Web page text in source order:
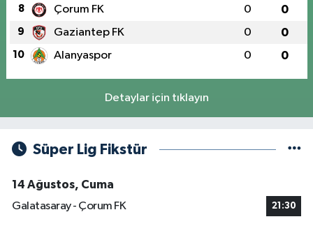
8 Çorum FK 0 0
9 Gaziantep FK 0 0
10 Alanyaspor 0 0
Detaylar için tıklayın
Süper Lig Fikstür
14 Ağustos, Cuma
Galatasaray - Çorum FK
21:30